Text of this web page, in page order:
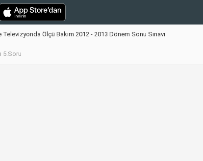
Televizyonda Ölçü Bakım 2012 - 2013 Dönem Sonu Sınavı
5.Soru